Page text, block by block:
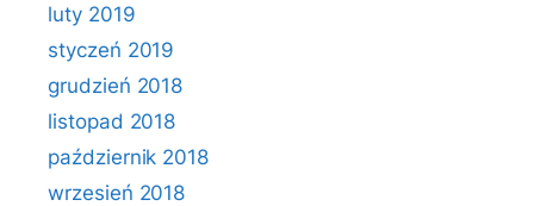
luty 2019
styczeń 2019
grudzień 2018
listopad 2018
październik 2018
wrzesień 2018